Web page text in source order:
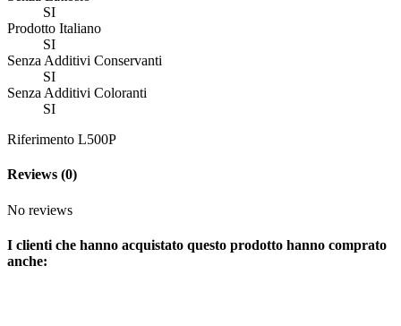
SI
Prodotto Italiano
SI
Senza Additivi Conservanti
SI
Senza Additivi Coloranti
SI
Riferimento L500P
Reviews (0)
No reviews
I clienti che hanno acquistato questo prodotto hanno comprato
anche: